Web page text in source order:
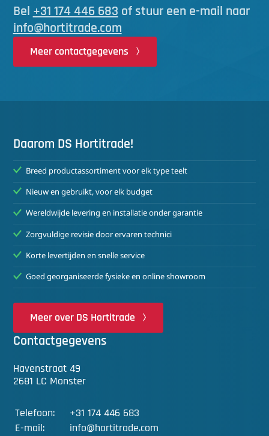
Bel +31 174 446 683 of stuur een e-mail naar
info@hortitrade.com
Meer contactgegevens
Daarom DS Hortitrade!
Breed productassortiment voor elk type teelt
Nieuw en gebruikt, voor elk budget
Wereldwijde levering en installatie onder garantie
Zorgvuldige revisie door ervaren technici
Korte levertijden en snelle service
Goed georganiseerde fysieke en online showroom
Meer over DS Hortitrade
Contactgegevens
Havenstraat 49
2681 LC Monster
Telefoon:
+31 174 446 683
E-mail:
info@hortitrade.com